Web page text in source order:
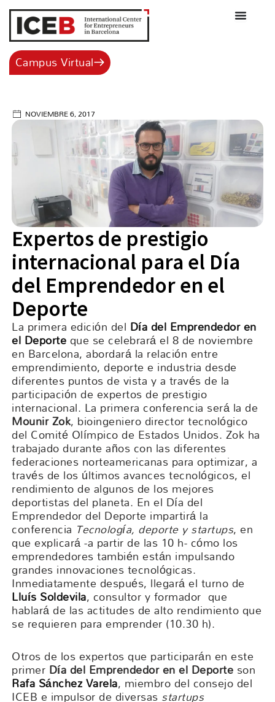
contenido
Campus Virtual
NOVIEMBRE 6, 2017
Expertos de prestigio
internacional para el Día
del Emprendedor en el
Deporte
La primera edición del Día del Emprendedor en
el Deporteque se celebrará el 8 de noviembre
en Barcelona, abordará la relación entre
emprendimiento, deporte e industria desde
diferentes puntos de vista y a través de la
participación de expertos de prestigio
internacional. La primera conferencia será la de
Mounir Zok, bioingeniero director tecnológico
del Comité Olímpico de Estados Unidos. Zok ha
trabajado durante años con las diferentes
federaciones norteamericanas para optimizar, a
través de los últimos avances tecnológicos, el
rendimiento de algunos de los mejores
deportistas del planeta. En el Día del
Emprendedor del Deporte impartirá la
conferencia Tecnología, deporte y startups, en
que explicará -a partir de las 10 h- cómo los
emprendedores también están impulsando
grandes innovaciones tecnológicas.
Inmediatamente después, llegará el turno de
Lluís Soldevila, consultor y formador que
hablará de las actitudes de alto rendimiento que
se requieren para emprender (10.30 h).
Otros de los expertos que participarán en este
primer Día del Emprendedor en el Deporte son
Rafa Sánchez Varela, miembro del consejo del
ICEB e impulsor de diversas startups